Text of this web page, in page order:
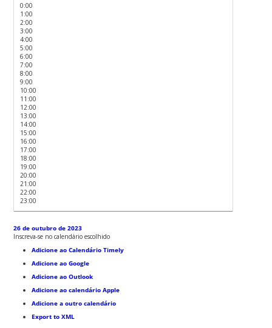
0:00
1:00
2:00
3:00
4:00
5:00
6:00
7:00
8:00
9:00
10:00
11:00
12:00
13:00
14:00
15:00
16:00
17:00
18:00
19:00
20:00
21:00
22:00
23:00
26 de outubro de 2023
Inscreva-se no calendário escolhido
Adicione ao Calendário Timely
Adicione ao Google
Adicione ao Outlook
Adicione ao calendário Apple
Adicione a outro calendário
Export to XML